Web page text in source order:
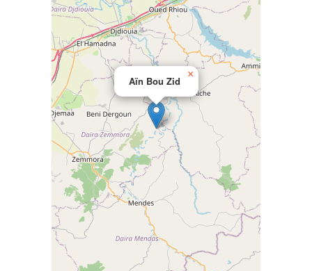
Aïn Bou Zid
×